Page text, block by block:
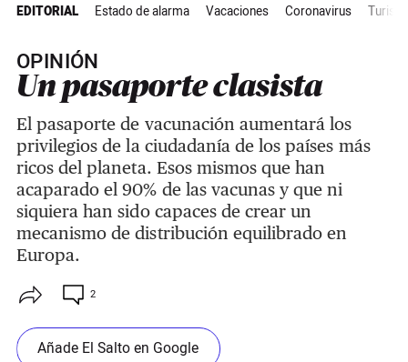
EDITORIAL Estado de alarma Vacaciones Coronavirus
OPINIÓN
Un pasaporte clasista
El pasaporte de vacunación aumentará los
privilegios de la ciudadanía de los países más
ricos del planeta. Esos mismos que han
acaparado el 90% de las vacunas y que ni
siquiera han sido capaces de crear un
mecanismo de distribución equilibrado en
Europa.
2
Añade El Salto en Google